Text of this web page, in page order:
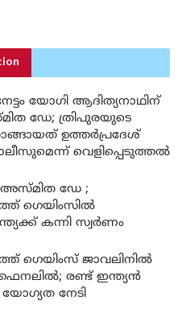
യോഗി ആദിത്യനാഥിന്
ഡേ; ത്രിപുരയുടെ
ഉത്തർപ്രദേശ്
വെളിപ്പെടുത്തൽ
അസ്മിത ഡേ ;
ഗെയിംസിൽ
കന്നി സ്വർണം
ഗെയിംസ് ജാവലിനിൽ
രണ്ട് ഇന്ത്യൻ
നേടി